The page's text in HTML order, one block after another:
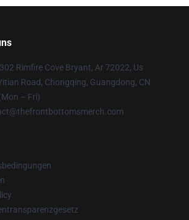
Rimfire Cove Bryant, Ar 72022, Us
Road, Chongqing, Guangdong, CN
– Fri)